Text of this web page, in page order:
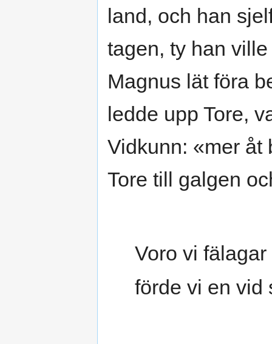
land, och han
tagen, ty han
Magnus lät föra
ledde upp Tore,
Vidkunn: «mer åt
Tore till galgen
Voro vi fälagar
förde vi en vid